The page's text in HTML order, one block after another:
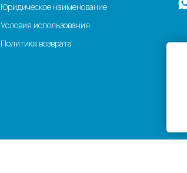
Юридическое наименование
Условия использования
Политика возврата